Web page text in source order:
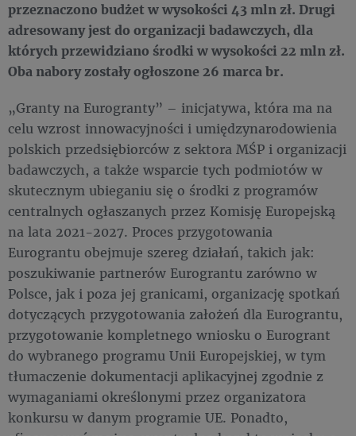
przeznaczono budżet w wysokości 43 mln zł. Drugi
adresowany jest do organizacji badawczych, dla
których przewidziano środki w wysokości 22 mln zł.
Oba nabory zostały ogłoszone 26 marca br.
„Granty na Eurogranty” – inicjatywa, która ma na
celu wzrost innowacyjności i umiędzynarodowienia
polskich przedsiębiorców z sektora MŚP i organizacji
badawczych, a także wsparcie tych podmiotów w
skutecznym ubieganiu się o środki z programów
centralnych ogłaszanych przez Komisję Europejską
na lata 2021-2027. Proces przygotowania
Eurograntu obejmuje szereg działań, takich jak:
poszukiwanie partnerów Eurograntu zarówno w
Polsce, jak i poza jej granicami, organizację spotkań
dotyczących przygotowania założeń dla Eurograntu,
przygotowanie kompletnego wniosku o Eurogrant
do wybranego programu Unii Europejskiej, w tym
tłumaczenie dokumentacji aplikacyjnej zgodnie z
wymaganiami określonymi przez organizatora
konkursu w danym programie UE. Ponadto,